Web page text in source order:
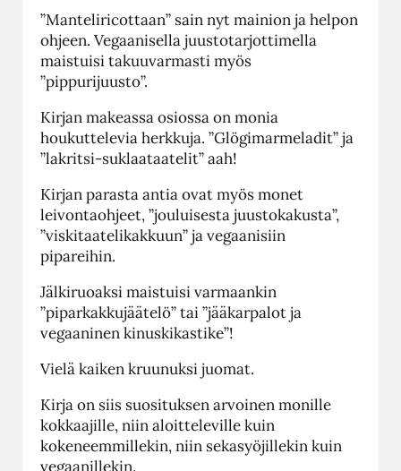
”Manteliricottaan” sain nyt mainion ja helpon
ohjeen. Vegaanisella juustotarjottimella
maistuisi takuuvarmasti myös
”pippurijuusto”.
Kirjan makeassa osiossa on monia
houkuttelevia herkkuja. ”Glögimarmeladit” ja
”lakritsi-suklaataatelit” aah!
Kirjan parasta antia ovat myös monet
leivontaohjeet, ”jouluisesta juustokakusta”,
”viskitaatelikakkuun” ja vegaanisiin
pipareihin.
Jälkiruoaksi maistuisi varmaankin
”piparkakkujäätelö” tai ”jääkarpalot ja
vegaaninen kinuskikastike”!
Vielä kaiken kruunuksi juomat.
Kirja on siis suosituksen arvoinen monille
kokkaajille, niin aloitteleville kuin
kokeneemmillekin, niin sekasyöjillekin kuin
vegaanillekin.